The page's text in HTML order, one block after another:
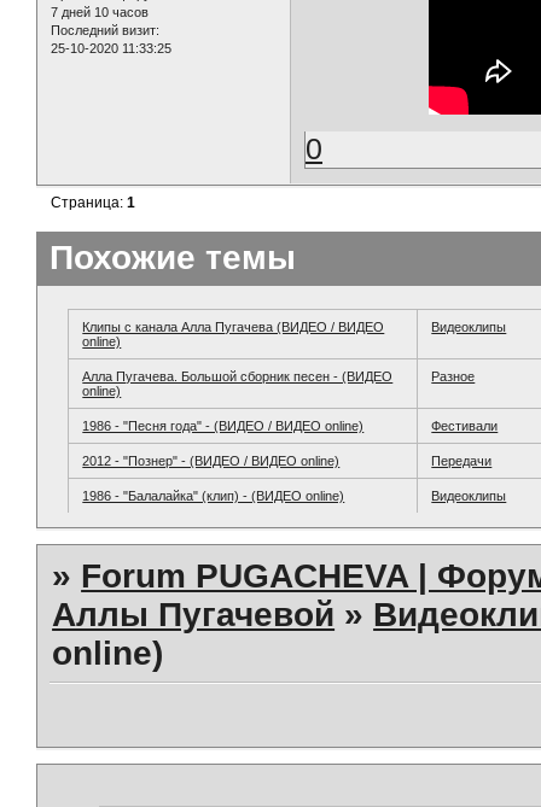
7 дней 10 часов
Последний визит:
25-10-2020 11:33:25
0
Страница:1
Похожие темы
Клипы с канала Алла Пугачева (ВИДЕО / ВИДЕО
online)
Видеоклипы
Алла Пугачева. Большой сборник песен - (ВИДЕО
online)
Разное
1986 - "Песня года" - (ВИДЕО / ВИДЕО online) Фестивали
2012 - "Познер" - (ВИДЕО / ВИДЕО online) Передачи
1986 - "Балалайка" (клип) - (ВИДЕО online) Видеоклипы
» Forum PUGACHEVA |
Аллы Пугачевой »
online)